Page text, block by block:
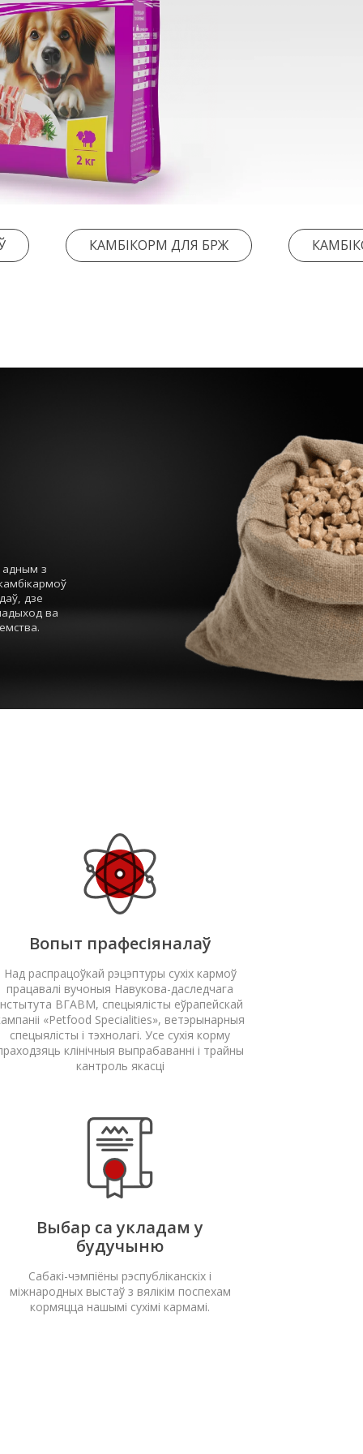
КАМБІКОРМ ДЛЯ БРЖ
адным з
дзе
ва
Вопыт прафесіяналаў
Над распрацоўкай рэцэптуры сухіх кармоў
працавалі вучоныя Навукова-даследчага
ВГАВМ, спецыялісты еўрапейскай
«Petfood Specialities», ветэрынарныя
спецыялісты і тэхнолагі. Усе сухія корму
клінічныя выпрабаванні і трайны
кантроль якасці
Выбар са укладам у
будучыню
Сабакі-чэмпіёны рэспубліканскіх і
міжнародных выстаў з вялікім поспехам
кормяцца нашымі сухімі кармамі.